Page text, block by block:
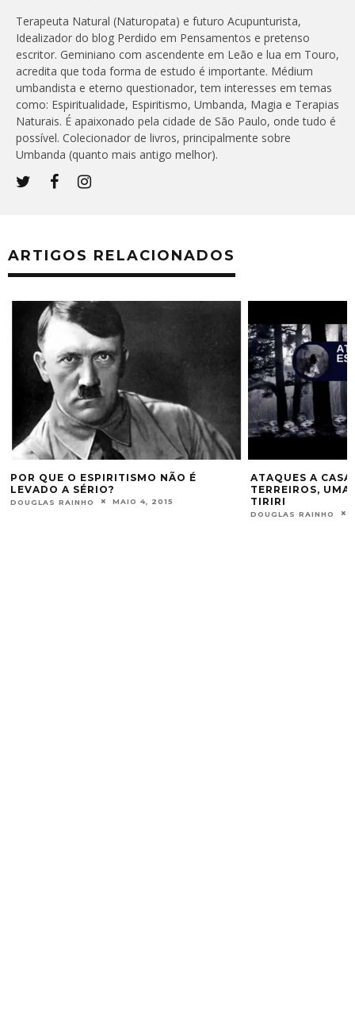
Terapeuta Natural (Naturopata) e futuro Acupunturista,
Idealizador do blog Perdido em Pensamentos e pretenso
escritor. Geminiano com ascendente em Leão e lua em Touro,
acredita que toda forma de estudo é importante. Médium
umbandista e eterno questionador, tem interesses em temas
como: Espiritualidade, Espiritismo, Umbanda, Magia e Terapias
Naturais. É apaixonado pela cidade de São Paulo, onde tudo é
possível. Colecionador de livros, principalmente sobre
Umbanda (quanto mais antigo melhor).
ARTIGOS RELACIONADOS
NÃO É
4, 2015
ATAQUES A CASAS ESPIRITUAIS E
TERREIROS, UMA VISÃO DO SR. EXU
TIRIRI
AGOSTO 4, 2014